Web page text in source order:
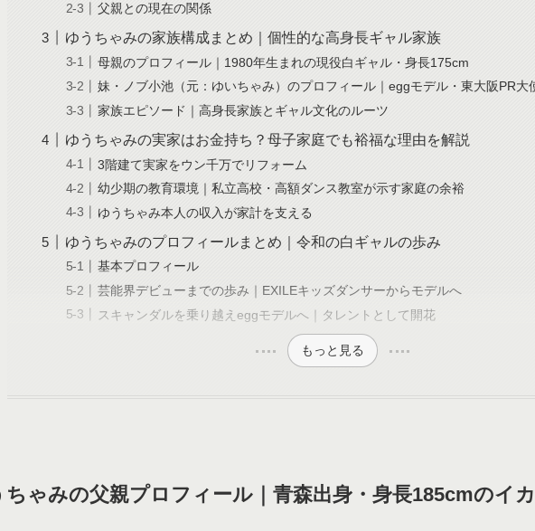
父親との現在の関係
ゆうちゃみの家族構成まとめ｜個性的な高身長ギャル家族
母親のプロフィール｜1980年生まれの現役白ギャル・身長175cm
妹・ノブ小池（元：ゆいちゃみ）のプロフィール｜eggモデル・東大阪PR大
家族エピソード｜高身長家族とギャル文化のルーツ
ゆうちゃみの実家はお金持ち？母子家庭でも裕福な理由を解説
3階建て実家をウン千万でリフォーム
幼少期の教育環境｜私立高校・高額ダンス教室が示す家庭の余裕
ゆうちゃみ本人の収入が家計を支える
ゆうちゃみのプロフィールまとめ｜令和の白ギャルの歩み
基本プロフィール
芸能界デビューまでの歩み｜EXILEキッズダンサーからモデルへ
スキャンダルを乗り越えeggモデルへ｜タレントとして開花
もっと見る
ちゃみの父親プロフィール｜青森出身・身長185cmのイ